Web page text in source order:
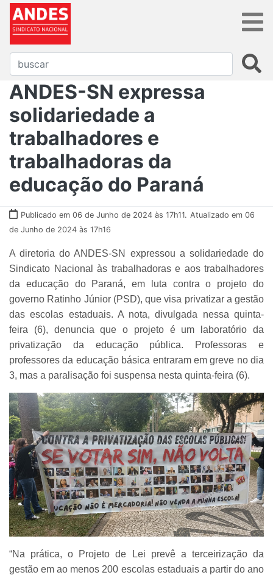
ANDES-SN expressa
solidariedade a
trabalhadores e
trabalhadoras da
educação do Paraná
Publicado em 06 de Junho de 2024 às 17h11. Atualizado em 06
de Junho de 2024 às 17h16
A diretoria do ANDES-SN expressou a solidariedade do
Sindicato Nacional às trabalhadoras e aos trabalhadores
da educação do Paraná, em luta contra o projeto do
governo Ratinho Júnior (PSD), que visa privatizar a gestão
das escolas estaduais. A nota, divulgada nessa quinta-
feira (6), denuncia que o projeto é um laboratório da
privatização da educação pública. Professoras e
professores da educação básica entraram em greve no dia
3, mas a paralisação foi suspensa nesta quinta-feira (6).
“Na prática, o Projeto de Lei prevê a terceirização da
gestão em ao menos 200 escolas estaduais a partir do ano